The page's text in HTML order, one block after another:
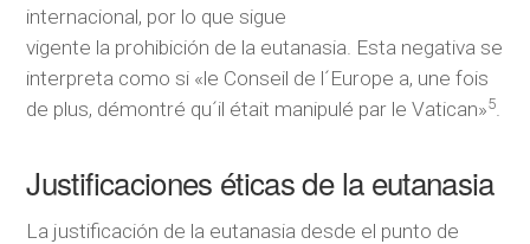
internacional, por lo que sigue
vigente la prohibición de la eutanasia. Esta negativa se
interpreta como si «le Conseil de l´Europe a, une fois
de plus, démontré qu´il était manipulé par le Vatican»5.
Justificaciones éticas de la eutanasia
La justificación de la eutanasia desde el punto de